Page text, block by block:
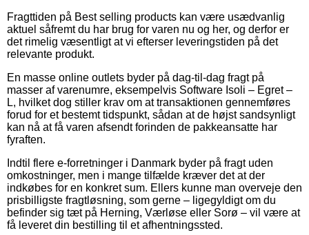
Fragttiden på Best selling products kan være usædvanlig
aktuel såfremt du har brug for varen nu og her, og derfor er
det rimelig væsentligt at vi efterser leveringstiden på det
relevante produkt.
En masse online outlets byder på dag-til-dag fragt på
masser af varenumre, eksempelvis Software Isoli – Egret –
L, hvilket dog stiller krav om at transaktionen gennemføres
forud for et bestemt tidspunkt, sådan at de højst sandsynligt
kan nå at få varen afsendt forinden de pakkeansatte har
fyraften.
Indtil flere e-forretninger i Danmark byder på fragt uden
omkostninger, men i mange tilfælde kræver det at der
indkøbes for en konkret sum. Ellers kunne man overveje den
prisbilligste fragtløsning, som gerne – ligegyldigt om du
befinder sig tæt på Herning, Værløse eller Sorø – vil være at
få leveret din bestilling til et afhentningssted.